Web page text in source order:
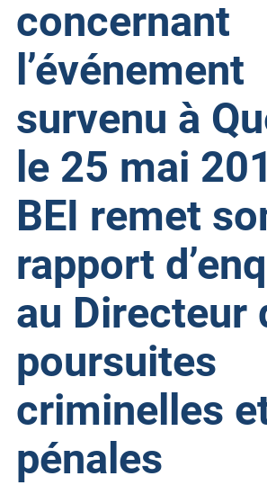
concernant
l’événement
survenu à
le 25 mai
BEI remet
rapport
au Directeur
poursuites
criminelles
pénales